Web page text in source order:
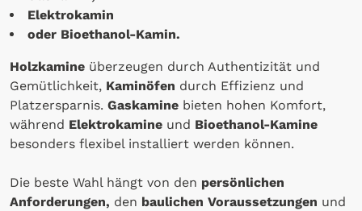
Elektrokamin
oder Bioethanol-Kamin.
Holzkamine überzeugen durch Authentizität und
Gemütlichkeit, Kaminöfen durch Effizienz und
Platzersparnis. Gaskamine bieten hohen Komfort,
während Elektrokamine und Bioethanol-Kamine
besonders flexibel installiert werden können.
Die beste Wahl hängt von den persönlichen
Anforderungen, den baulichen Voraussetzungen und